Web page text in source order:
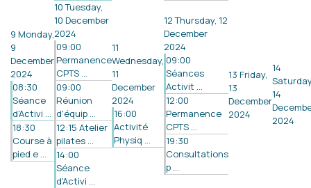
9 Monday,
9
December
2024
08:30
Séance
d'Activi ...
18:30
Course à
pied e ...
10 Tuesday,
10 December
2024
09:00
Permanence
CPTS ...
09:00
Réunion
d'équip ...
12:15 Atelier
pilates ...
14:00
Séance
d'Activi ...
11
Wednesday,
11
December
2024
16:00
Activité
Physiq ...
12 Thursday, 12
December
2024
09:00
Séances
Activit ...
12:00
Permanence
CPTS ...
19:30
Consultations
p ...
13 Friday,
13
December
2024
14
14
2024